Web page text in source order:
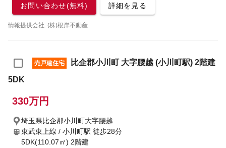
お問い合わせ(無料) 詳細を見る
情報提供会社: (株)根岸不動産
売戸建住宅
比企郡小川町 大字腰越 (小川町駅) 2階建
5DK
330万円
埼玉県比企郡小川町大字腰越
東武東上線 / 小川町駅 徒歩28分
5DK(110.07㎡) 2階建